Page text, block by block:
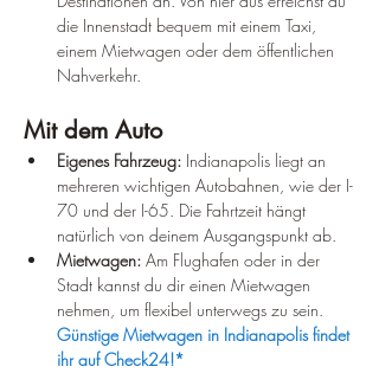
die Innenstadt bequem mit einem Taxi,
einem Mietwagen oder dem öffentlichen
Nahverkehr.
Mit dem Auto
Eigenes Fahrzeug: Indianapolis liegt an
mehreren wichtigen Autobahnen, wie der I-
70 und der I-65. Die Fahrtzeit hängt
natürlich von deinem Ausgangspunkt ab.
Mietwagen: Am Flughafen oder in der
Stadt kannst du dir einen Mietwagen
nehmen, um flexibel unterwegs zu sein.
Günstige Mietwagen in Indianapolis findet
ihr auf Check24!*